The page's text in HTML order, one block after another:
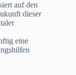
auf den
dieser
eine